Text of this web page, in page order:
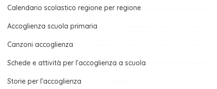
Calendario scolastico regione per regione
Accoglienza scuola primaria
Canzoni accoglienza
Schede e attività per l’accoglienza a scuola
Storie per l’accoglienza